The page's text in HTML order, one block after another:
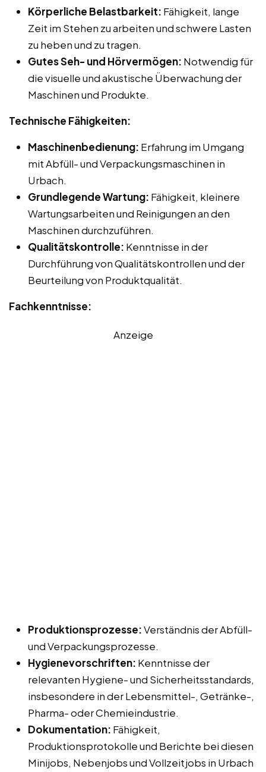
Körperliche Belastbarkeit: Fähigkeit, lange
Zeit im Stehen zu arbeiten und schwere Lasten
zu heben und zu tragen.
Gutes Seh- und Hörvermögen: Notwendig für
die visuelle und akustische Überwachung der
Maschinen und Produkte.
Technische Fähigkeiten:
Maschinenbedienung: Erfahrung im Umgang
mit Abfüll- und Verpackungsmaschinen in
Urbach.
Grundlegende Wartung: Fähigkeit, kleinere
Wartungsarbeiten und Reinigungen an den
Maschinen durchzuführen.
Qualitätskontrolle: Kenntnisse in der
Durchführung von Qualitätskontrollen und der
Beurteilung von Produktqualität.
Fachkenntnisse:
Anzeige
Produktionsprozesse:Verständnis der Abfüll-
und Verpackungsprozesse.
Hygienevorschriften: Kenntnisse der
relevanten Hygiene- und Sicherheitsstandards,
insbesondere in der Lebensmittel-, Getränke-,
Pharma- oder Chemieindustrie.
Dokumentation: Fähigkeit,
Produktionsprotokolle und Berichte bei diesen
Minijobs, Nebenjobs und Vollzeitjobs in Urbach